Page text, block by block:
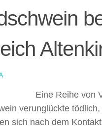
Eine Reihe von
verunglückte
sich nach dem